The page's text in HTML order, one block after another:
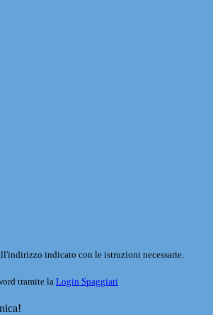
indicato con le istruzioni necessarie.
tramite la Login Spaggiari